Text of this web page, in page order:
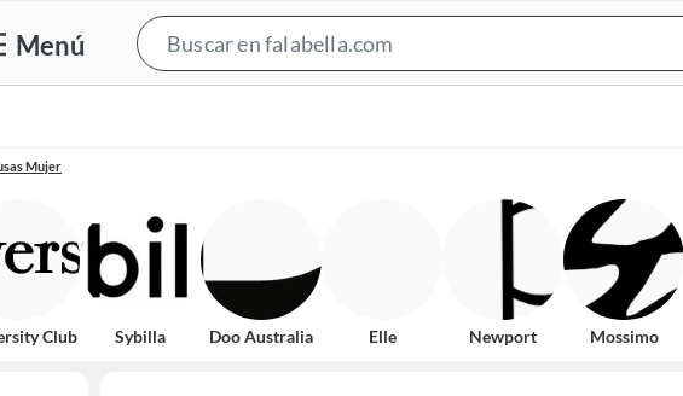
Menú
Bar
Mujer
Club Sybilla Doo Australia Elle Newport Mossimo